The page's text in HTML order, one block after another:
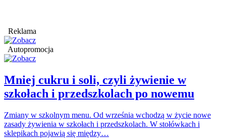
Reklama
Autopromocja
Mniej cukru i soli, czyli żywienie w
szkołach i przedszkolach po nowemu
Zmiany w szkolnym menu. Od września wchodzą w życie nowe
zasady żywienia w szkołach i przedszkolach. W stołówkach i
sklepikach pojawią się między…